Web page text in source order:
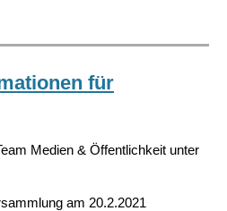
für
Medien & Öffentlichkeit unter
am 20.2.2021